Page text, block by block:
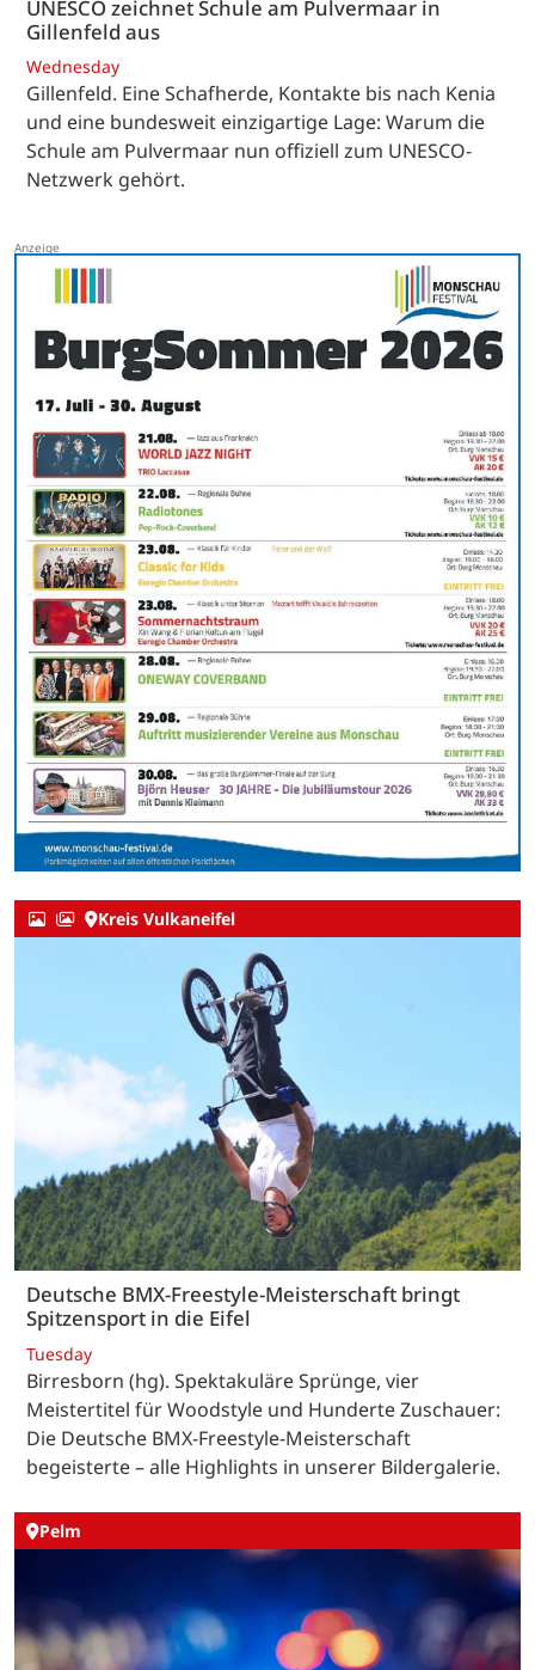
UNESCO zeichnet Schule am Pulvermaar in
Gillenfeld aus
Wednesday
Gillenfeld. Eine Schafherde, Kontakte bis nach Kenia
und eine bundesweit einzigartige Lage: Warum die
Schule am Pulvermaar nun offiziell zum UNESCO-
Netzwerk gehört.
Kreis Vulkaneifel
Deutsche BMX-Freestyle-Meisterschaft bringt
Spitzensport in die Eifel
Tuesday
Birresborn (hg). Spektakuläre Sprünge, vier
Meistertitel für Woodstyle und Hunderte Zuschauer:
Die Deutsche BMX-Freestyle-Meisterschaft
begeisterte – alle Highlights in unserer Bildergalerie.
Pelm